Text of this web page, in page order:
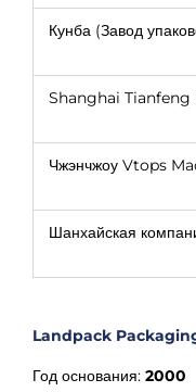
Кунба (Завод
Shanghai Tianfeng
Чжэнчжоу Vtops
Шанхайская
Landpack
Год основания: 2000